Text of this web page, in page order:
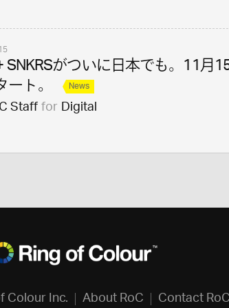
SNKRSがついに日本でも。11月
ト。 News
StaffforDigital
Colour Inc. About RoC Contact RoC